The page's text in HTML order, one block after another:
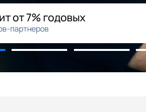
от 7% годовых
партнеров